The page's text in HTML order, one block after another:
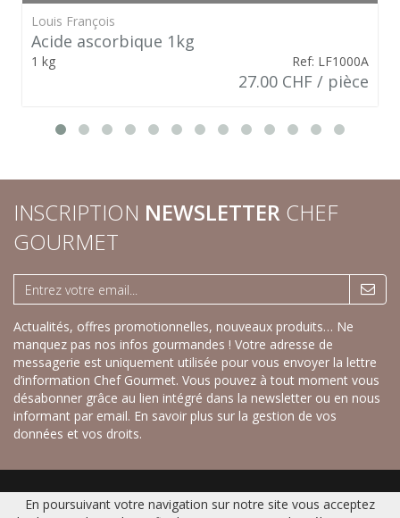
Louis François
Acide ascorbique 1kg
1 kg Ref: LF1000A
27.00 CHF / pièce
INSCRIPTION NEWSLETTER CHEF
GOURMET
Actualités, offres promotionnelles, nouveaux produits… Ne
manquez pas nos infos gourmandes ! Votre adresse de
messagerie est uniquement utilisée pour vous envoyer la lettre
d’information Chef Gourmet. Vous pouvez à tout moment vous
désabonner grâce au lien intégré dans la newsletter ou en nous
informant par email. En savoir plus sur la gestion de vos
données et vos droits.
Accueil|Nos savoureux desserts sucrés| Nos recettes créatives salées
En poursuivant votre navigation sur notre site vous acceptez